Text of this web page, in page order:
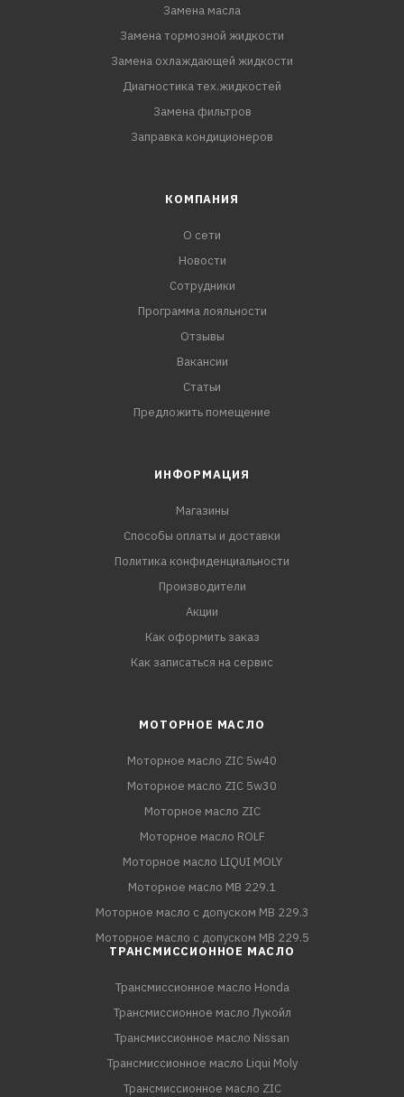
Замена масла
Замена тормозной жидкости
Замена охлаждающей жидкости
Диагностика тех.жидкостей
Замена фильтров
Заправка кондиционеров
КОМПАНИЯ
О сети
Новости
Сотрудники
Программа лояльности
Отзывы
Вакансии
Статьи
Предложить помещение
ИНФОРМАЦИЯ
Магазины
Способы оплаты и доставки
Политика конфиденциальности
Производители
Акции
Как оформить заказ
Как записаться на сервис
МОТОРНОЕ МАСЛО
Моторное масло ZIC 5w40
Моторное масло ZIC 5w30
Моторное масло ZIC
Моторное масло ROLF
Моторное масло LIQUI MOLY
Моторное масло MB 229.1
Моторное масло с допуском MB 229.3
Моторное масло с допуском MB 229.5
ТРАНСМИССИОННОЕ МАСЛО
Трансмиссионное масло Honda
Трансмиссионное масло Лукойл
Трансмиссионное масло Nissan
Трансмиссионное масло Liqui Moly
Трансмиссионное масло ZIC